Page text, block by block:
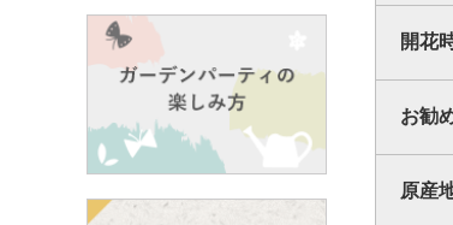
開花
お勧
原産